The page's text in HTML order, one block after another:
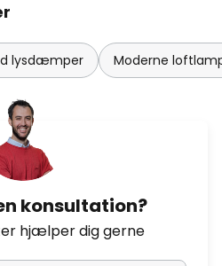
lysdæmper Moderne
konsultation?
hjælper dig gerne